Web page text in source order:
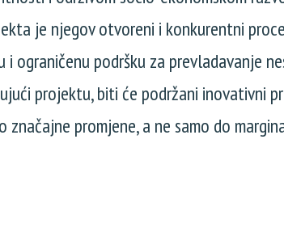
je njegov otvoreni i konkurentni
ograničenu podršku za prevladavanje
projektu, biti će podržani inovativni
promjene, a ne samo do